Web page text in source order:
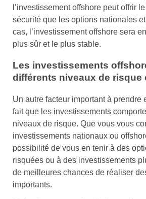
l’investissement offshore peut offrir
sécurité que les options nationales
cas, l’investissement offshore sera
plus sûr et le plus stable.
Les investissements
différents niveaux de risque
Un autre facteur important à prendre
fait que les investissements
niveaux de risque. Que vous vous
investissements nationaux ou
possibilité de vous en tenir à des
risquées ou à des investissements
de meilleures chances de réaliser
importants.